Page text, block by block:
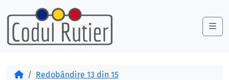
Skip to content
Skip to footer
AcasăRedobândire 13 din 15